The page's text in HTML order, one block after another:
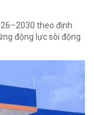
theo định
động lực sôi động